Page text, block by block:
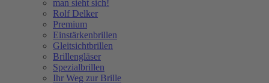
man sieht sich!
Rolf Delker
Premium
Einstärkenbrillen
Gleitsichtbrillen
Brillengläser
Spezialbrillen
Ihr Weg zur Brille